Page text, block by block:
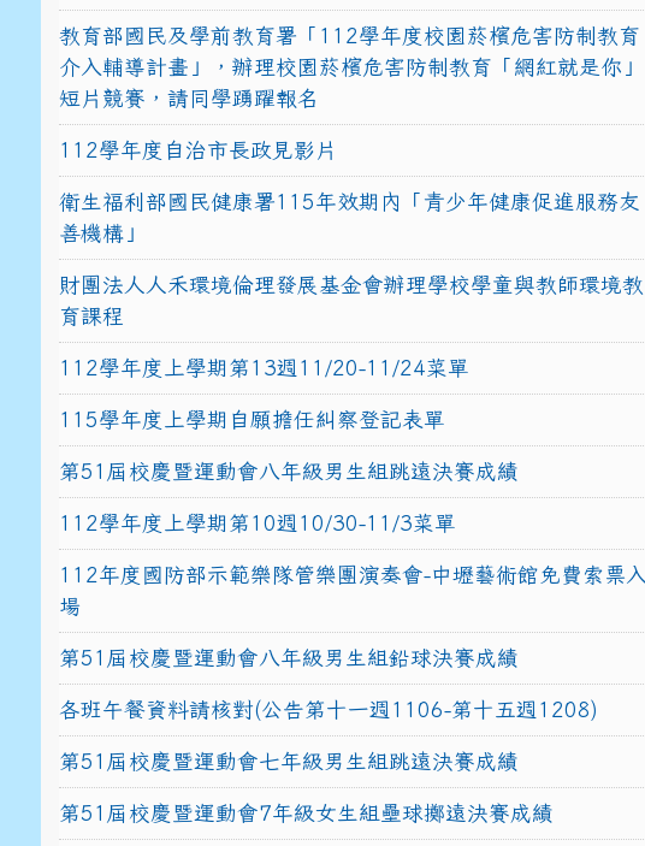
教育部國民及學前教育署「112學年度校園菸檳危害防制教育
介入輔導計畫」，辦理校園菸檳危害防制教育「網紅就是你」
短片競賽，請同學踴躍報名
112學年度自治市長政見影片
衛生福利部國民健康署115年效期內「青少年健康促進服務友
善機構」
財團法人人禾環境倫理發展基金會辦理學校學童與教師環境教
育課程
112學年度上學期第13週11/20-11/24菜單
115學年度上學期自願擔任糾察登記表單
第51屆校慶暨運動會八年級男生組跳遠決賽成績
112學年度上學期第10週10/30-11/3菜單
112年度國防部示範樂隊管樂團演奏會-中壢藝術館免費索票入
場
第51屆校慶暨運動會八年級男生組鉛球決賽成績
各班午餐資料請核對(公告第十一週1106-第十五週1208)
第51屆校慶暨運動會七年級男生組跳遠決賽成績
第51屆校慶暨運動會7年級女生組壘球擲遠決賽成績